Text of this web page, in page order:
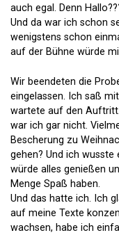
auch egal. Denn
Und da war ich schon
wenigstens schon
auf der Bühne würde
Wir beendeten die
eingelassen. Ich saß
wartete auf den
war ich gar nicht.
Bescherung zu
gehen? Und ich wusste
würde alles genießen
Menge Spaß haben.
Und das hatte ich. Ich
auf meine Texte
wachsen, habe ich